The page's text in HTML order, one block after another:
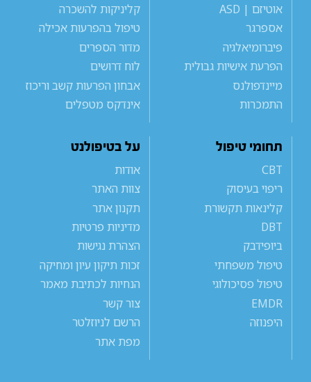
אוטיזם | ASD
אספרגר
פיברומיאלגיה
הפרעת אישיות גבולית
מיינדפולנס
התמכרות
קליניקות להשכרה
טיפול בהפרעות אכילה
מדור הספרים
לוח דרושים
אבחון הפרעות קשב וריכוז
אינדקס מטפלים
תחומי טיפול
CBT
ריפוי בעיסוק
קלינאות תקשורת
DBT
ביופידבק
טיפול משפחתי
טיפול פסיכולוגי
EMDR
היפנוזה
על בטיפולנט
אודות
צוות האתר
תקנון אתר
מדיניות פרטיות
הצהרת נגישות
זכות תיקון עיון ומחיקה
הנחיות לכתיבת מאמר
צור קשר
הרשם לניוזלטר
מפת אתר